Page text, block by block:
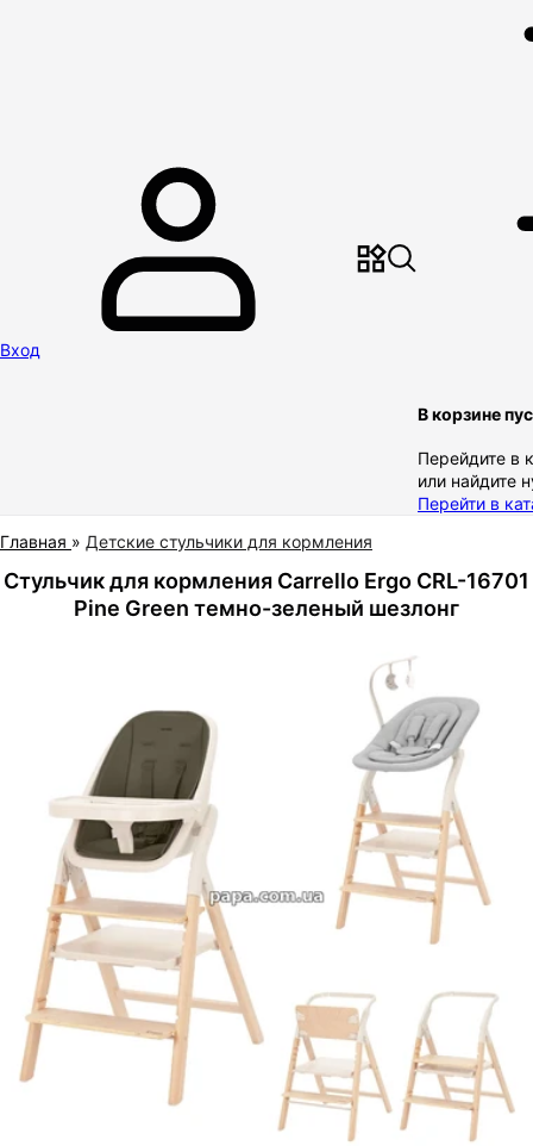
Вход
В корзине
Перейдите в
или найдите
Перейти в
Главная » Детские стульчики для кормления
Стульчик для кормления Carrello Ergo CRL-16701
Pine Green темно-зеленый шезлонг